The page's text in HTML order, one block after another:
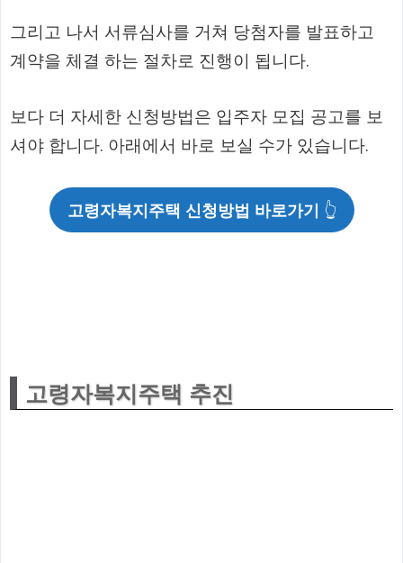
그리고 나서 서류심사를 거쳐 당첨자를 발표하고
계약을 체결 하는 절차로 진행이 됩니다.
보다 더 자세한 신청방법은 입주자 모집 공고를 보
셔야 합니다. 아래에서 바로 보실 수가 있습니다.
고령자복지주택 신청방법 바로가기 👆
고령자복지주택 추진